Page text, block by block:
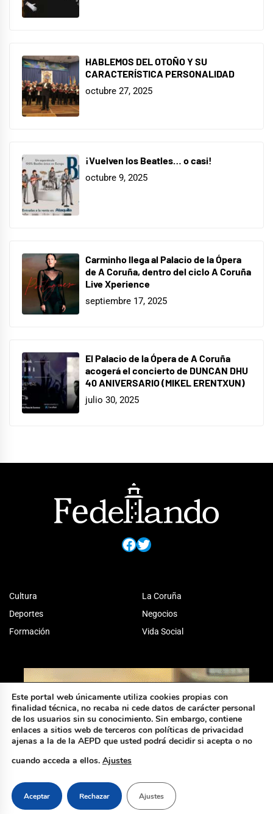
HABLEMOS DEL OTOÑO Y SU
CARACTERÍSTICA PERSONALIDAD
octubre 27, 2025
¡Vuelven los Beatles… o casi!
octubre 9, 2025
Carminho llega al Palacio de la Ópera
de A Coruña, dentro del ciclo A Coruña
Live Xperience
septiembre 17, 2025
El Palacio de la Ópera de A Coruña
acogerá el concierto de DUNCAN DHU
40 ANIVERSARIO (MIKEL ERENTXUN)
julio 30, 2025
Facebook
Twitter
Cultura
Deportes
Formación
La Coruña
Negocios
Vida Social
Este portal web únicamente utiliza cookies propias con
finalidad técnica, no recaba ni cede datos de carácter personal
de los usuarios sin su conocimiento. Sin embargo, contiene
enlaces a sitios web de terceros con políticas de privacidad
ajenas a la de la AEPD que usted podrá decidir si acepta o no
cuando acceda a ellos. Ajustes
Aceptar Rechazar Ajustes